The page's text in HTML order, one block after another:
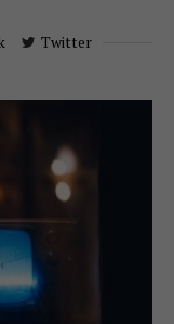
Twitter